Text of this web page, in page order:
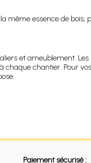
même essence de bois,
et ameublement. Les
chaque chantier. Pour
Paiement sécurisé :